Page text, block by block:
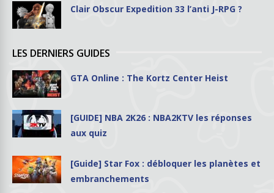
Clair Obscur Expedition 33 l’anti J-RPG ?
LES DERNIERS GUIDES
GTA Online : The Kortz Center Heist
[GUIDE] NBA 2K26 : NBA2KTV les réponses
aux quiz
[Guide] Star Fox : débloquer les planètes et
embranchements